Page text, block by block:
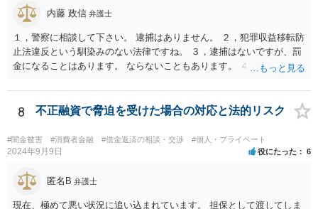
内藤 政信 弁護士
１，警察に相談して下さい。 逮捕はありません。 ２，犯罪収益移転防
止法違反という馴染みのない法律ですね。 ３，逮捕はないですが、罰
金になることはあります。 ならないこともあります。 ４，警察に自主
8 不正融資で脅迫を受けた場合の対応と法的リスク
#闇金被害 #消費者金融 #借金返済の相談・交渉 #個人・プライベート
2024年9月9日 役にたった 6
匿名B 弁護士
現在、極めて悪い状況に追い込まれています。 担保として渡してしま